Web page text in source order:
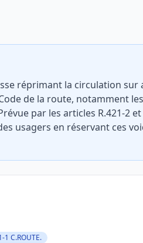
réprimant la circulation sur
de la route, notamment
par les articles R.421-2 et
usagers en réservant ces
1 C.ROUTE.